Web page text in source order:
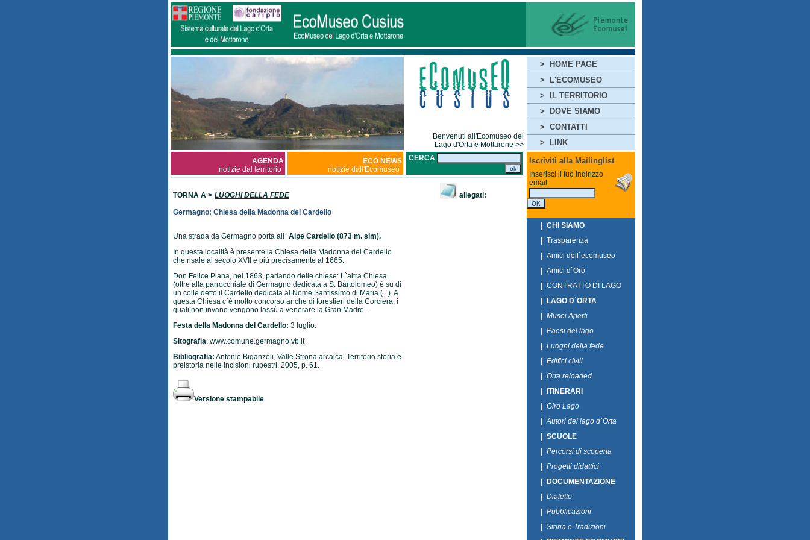
Benvenuti all'Ecomuseo del
Lago d'Orta e Mottarone >>
AGENDA
notizie dal territorio
ECO NEWS
notizie dall'Ecomuseo
CERCA
TORNA A > LUOGHI DELLA FEDE
Germagno: Chiesa della Madonna del Cardello
Una strada da Germagno porta all` Alpe Cardello (873 m. slm).
In questa località è presente la Chiesa della Madonna del Cardello
che risale al secolo XVII e più precisamente al 1665.
Don Felice Piana, nel 1863, parlando delle chiese: L`altra Chiesa
(oltre alla parrocchiale di Germagno dedicata a S. Bartolomeo) è su di
un colle detto il Cardello dedicata al Nome Santissimo di Maria (...). A
questa Chiesa c`è molto concorso anche di forestieri della Corciera, i
quali non invano vengono lassù a venerare la Gran Madre .
Festa della Madonna del Cardello: 3 luglio.
Sitografia: www.comune.germagno.vb.it
Bibliografia: Antonio Biganzoli, Valle Strona arcaica. Territorio storia e
preistoria nelle incisioni rupestri, 2005, p. 61.
Versione stampabile
allegati:
>
HOME PAGE
>
L'ECOMUSEO
>
IL TERRITORIO
>
DOVE SIAMO
> CONTATTI
>
LINK
Iscriviti alla Mailinglist
Inserisci il tuo indirizzo
email
CHI SIAMO
Trasparenza
Amici dell`ecomuseo
Amici d`Oro
CONTRATTO DI LAGO
LAGO D`ORTA
Musei Aperti
Paesi del lago
Luoghi della fede
Edifici civili
Orta reloaded
ITINERARI
Giro Lago
Autori del lago d`Orta
SCUOLE
Percorsi di scoperta
Progetti didattici
DOCUMENTAZIONE
Dialetto
Pubblicazioni
Storia e Tradizioni